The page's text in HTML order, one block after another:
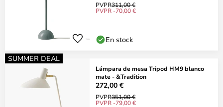
PVPR311,00 €
PVPR -70,00 €
En stock
SUMMER DEAL
Lámpara de mesa Tripod HM9 blanco
mate - &Tradition
272,00 €
PVPR351,00 €
PVPR -79,00 €